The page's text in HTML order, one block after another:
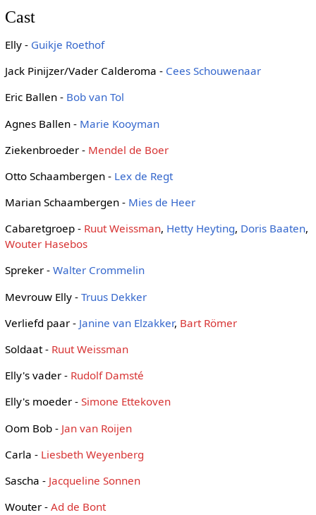
Cast
Elly - Guikje Roethof
Jack Pinijzer/Vader Calderoma - Cees Schouwenaar
Eric Ballen - Bob van Tol
Agnes Ballen - Marie Kooyman
Ziekenbroeder - Mendel de Boer
Otto Schaambergen - Lex de Regt
Marian Schaambergen - Mies de Heer
Cabaretgroep - Ruut Weissman, Hetty Heyting, Doris Baaten,
Wouter Hasebos
Spreker - Walter Crommelin
Mevrouw Elly - Truus Dekker
Verliefd paar - Janine van Elzakker, Bart Römer
Soldaat - Ruut Weissman
Elly's vader - Rudolf Damsté
Elly's moeder - Simone Ettekoven
Oom Bob - Jan van Roijen
Carla - Liesbeth Weyenberg
Sascha - Jacqueline Sonnen
Wouter - Ad de Bont